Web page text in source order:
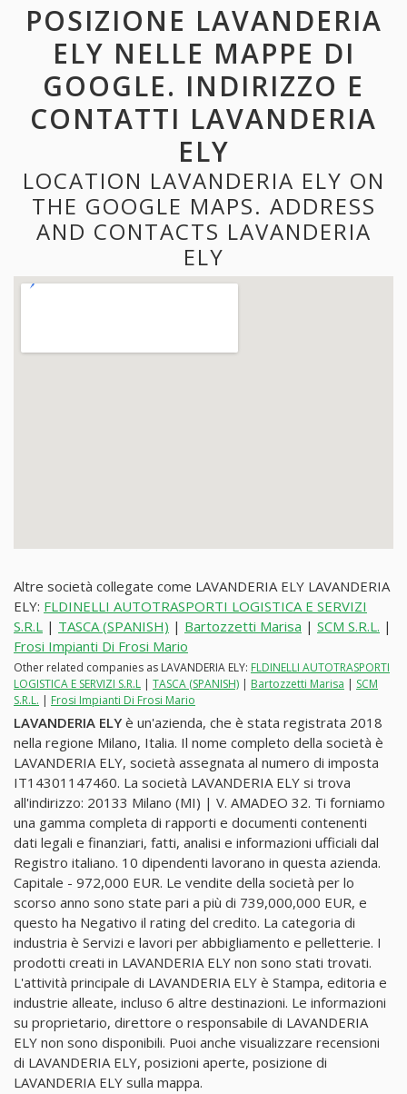
POSIZIONE LAVANDERIA
ELY NELLE MAPPE DI
GOOGLE. INDIRIZZO E
CONTATTI LAVANDERIA
ELY
LOCATION LAVANDERIA ELY ON
THE GOOGLE MAPS. ADDRESS
AND CONTACTS LAVANDERIA
ELY
Altre società collegate come LAVANDERIA ELY LAVANDERIA
ELY: FLDINELLI AUTOTRASPORTI LOGISTICA E SERVIZI
S.R.L | TASCA (SPANISH) | Bartozzetti Marisa | SCM S.R.L. |
Frosi Impianti Di Frosi Mario
Other related companies as LAVANDERIA ELY: FLDINELLI AUTOTRASPORTI
LOGISTICA E SERVIZI S.R.L | TASCA (SPANISH) | Bartozzetti Marisa | SCM
S.R.L. | Frosi Impianti Di Frosi Mario
LAVANDERIA ELY è un'azienda, che è stata registrata 2018
nella regione Milano, Italia. Il nome completo della società è
LAVANDERIA ELY, società assegnata al numero di imposta
IT14301147460. La società LAVANDERIA ELY si trova
all'indirizzo: 20133 Milano (MI) | V. AMADEO 32. Ti forniamo
una gamma completa di rapporti e documenti contenenti
dati legali e finanziari, fatti, analisi e informazioni ufficiali dal
Registro italiano. 10 dipendenti lavorano in questa azienda.
Capitale - 972,000 EUR. Le vendite della società per lo
scorso anno sono state pari a più di 739,000,000 EUR, e
questo ha Negativo il rating del credito. La categoria di
industria è Servizi e lavori per abbigliamento e pelletterie. I
prodotti creati in LAVANDERIA ELY non sono stati trovati.
L'attività principale di LAVANDERIA ELY è Stampa, editoria e
industrie alleate, incluso 6 altre destinazioni. Le informazioni
su proprietario, direttore o responsabile di LAVANDERIA
ELY non sono disponibili. Puoi anche visualizzare recensioni
di LAVANDERIA ELY, posizioni aperte, posizione di
LAVANDERIA ELY sulla mappa.